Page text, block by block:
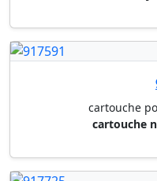
cartouche
cartouche